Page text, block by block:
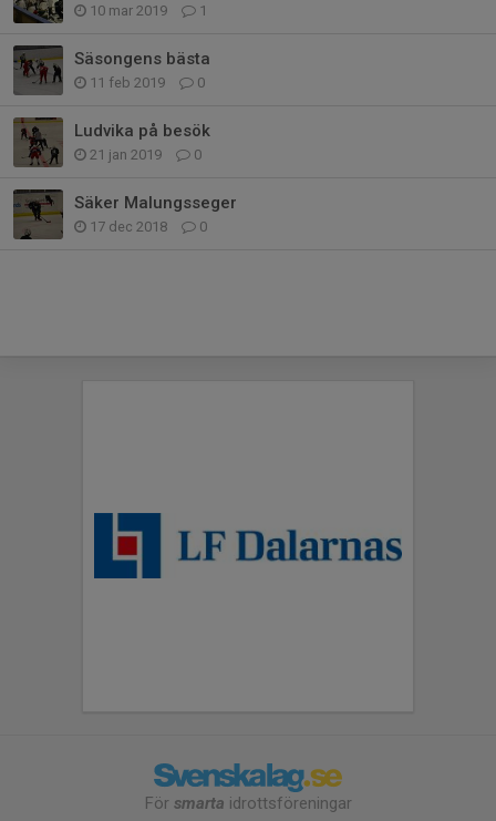
10 mar 2019 1
Säsongens bästa
11 feb 2019 0
Ludvika på besök
21 jan 2019 0
Säker Malungsseger
17 dec 2018 0
För smarta idrottsföreningar